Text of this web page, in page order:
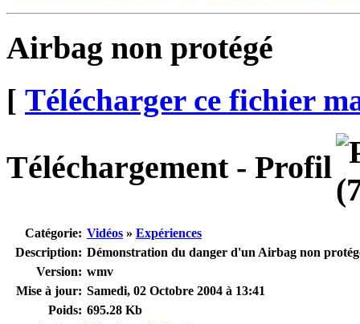
Airbag non protégé
[ Télécharger ce fichier
Téléchargement - Profil
Catégorie: Vidéos » Expériences
Description: Démonstration du danger d'un Airbag non
Version: wmv
Mise à jour: Samedi, 02 Octobre 2004 à 13:41
Poids: 695.28 Kb